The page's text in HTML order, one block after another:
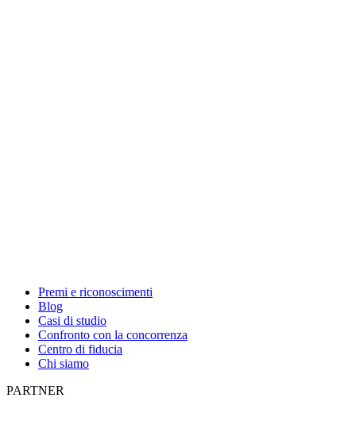
Premi e riconoscimenti
Blog
Casi di studio
Confronto con la concorrenza
Centro di fiducia
Chi siamo
PARTNER